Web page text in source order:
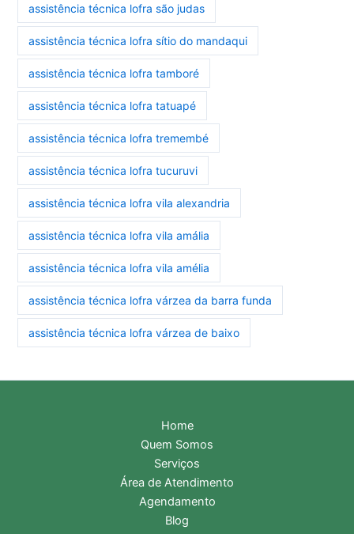
assistência técnica lofra são judas
assistência técnica lofra sítio do mandaqui
assistência técnica lofra tamboré
assistência técnica lofra tatuapé
assistência técnica lofra tremembé
assistência técnica lofra tucuruvi
assistência técnica lofra vila alexandria
assistência técnica lofra vila amália
assistência técnica lofra vila amélia
assistência técnica lofra várzea da barra funda
assistência técnica lofra várzea de baixo
Home
Quem Somos
Serviços
Área de Atendimento
Agendamento
Blog